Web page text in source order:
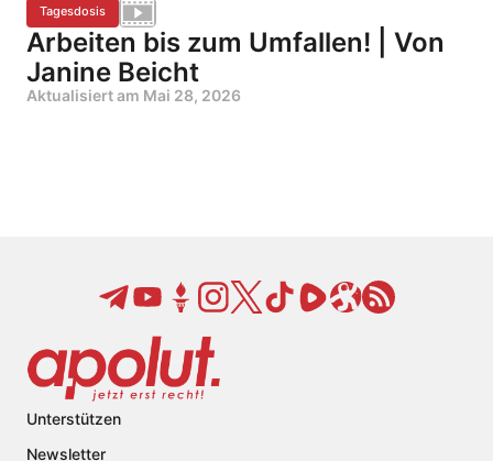
Tagesdosis
Arbeiten bis zum Umfallen! | Von
Janine Beicht
Aktualisiert am Mai 28, 2026
Unterstützen
Newsletter